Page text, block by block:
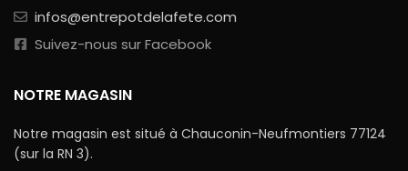
infos@entrepotdelafete.com
Suivez-nous sur Facebook
NOTRE MAGASIN
Notre magasin est situé à Chauconin-Neufmontiers 77124
(sur la RN 3).